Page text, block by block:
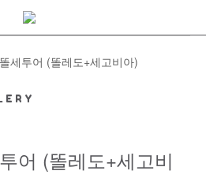
세투어 (똘레도+세고비아)
어 (똘레도+세고비